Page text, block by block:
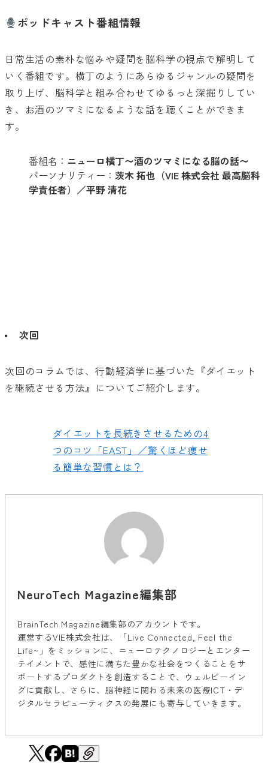
ポッドキャスト番組情報
日常生活の素朴な悩みや疑問を脳科学の視点で解明して
いく番組です。横丁のようにあらゆるジャンルの疑問を
取り上げ、脳科学と組み合わせてゆるっと深掘りしてい
き、お酒のツマミになるような話を聴くことができま
す。
番組名： ニューロ横丁〜酒のツマミになる脳の話〜
パーソナリティー： 茨木 拓也（VIE 株式会社 最高脳科
学責任者）／平野 清花
次回
次回のコラムでは、行動経済学に基づいた 『ダイエット
を継続させる方法』 についてご紹介します。
ダイエットを長続きさせるための4
つのコツ「EAST」／驚くほど痩せ
る簡単な習慣とは？
NeuroTech Magazine編集部
BrainTech Magazine編集部のアカウントです。
運営するVIE株式会社は、「Live Connected, Feel the
Life~」をミッションに、ニューロテクノロジーとエンター
テイメントで、感性に満ちた豊かな社会をつくることをサ
ポートするプロダクトを創造することで、ウェルビーイン
グに貢献し、さらに、脳神経に関わる未来の医療ICT・デ
ジタルセラピューティクスの発展にも寄与していきます。